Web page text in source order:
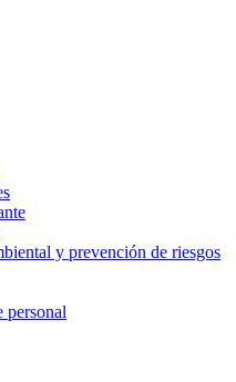
y prevención de riesgos
personal